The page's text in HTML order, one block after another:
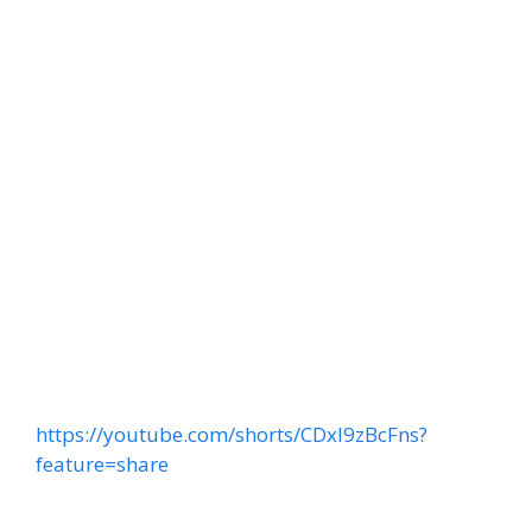
https://youtube.com/shorts/CDxI9zBcFns?
feature=share